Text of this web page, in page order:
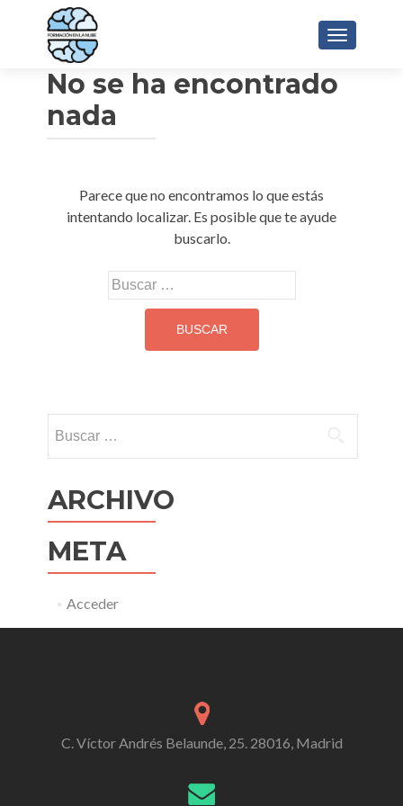
CAMBIAR
No se ha encontrado
nada
Parece que no encontramos lo que estás
intentando localizar. Es posible que te ayude
buscarlo.
Buscar:
ARCHIVO
META
Acceder
C. Víctor Andrés Belaunde, 25. 28016, Madrid